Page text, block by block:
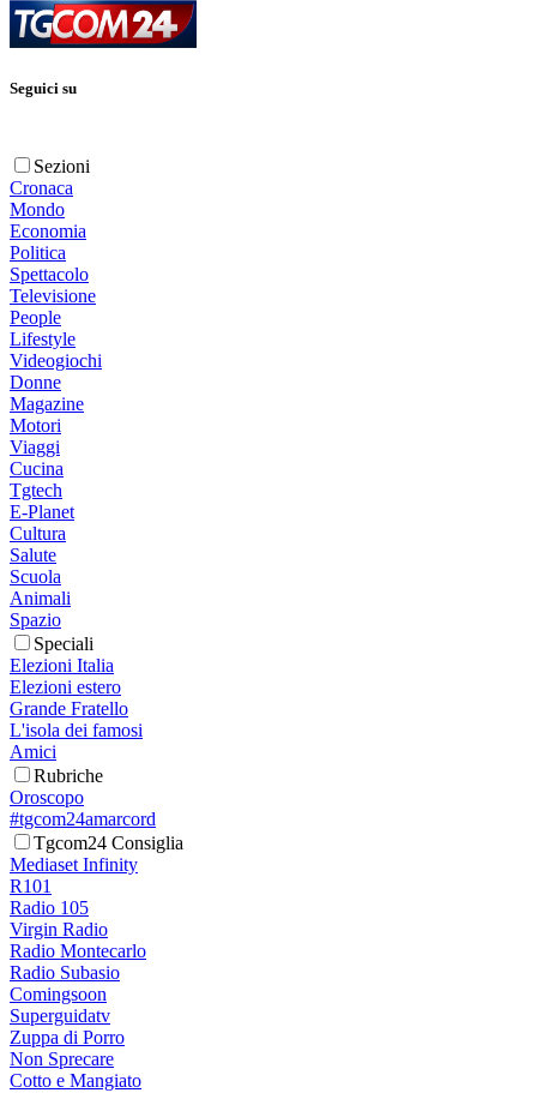
Seguici su
Sezioni
Cronaca
Mondo
Economia
Politica
Spettacolo
Televisione
People
Lifestyle
Videogiochi
Donne
Magazine
Motori
Viaggi
Cucina
Tgtech
E-Planet
Cultura
Salute
Scuola
Animali
Spazio
Speciali
Elezioni Italia
Elezioni estero
Grande Fratello
L'isola dei famosi
Amici
Rubriche
Oroscopo
#tgcom24amarcord
Tgcom24 Consiglia
Mediaset Infinity
R101
Radio 105
Virgin Radio
Radio Montecarlo
Radio Subasio
Comingsoon
Superguidatv
Zuppa di Porro
Non Sprecare
Cotto e Mangiato